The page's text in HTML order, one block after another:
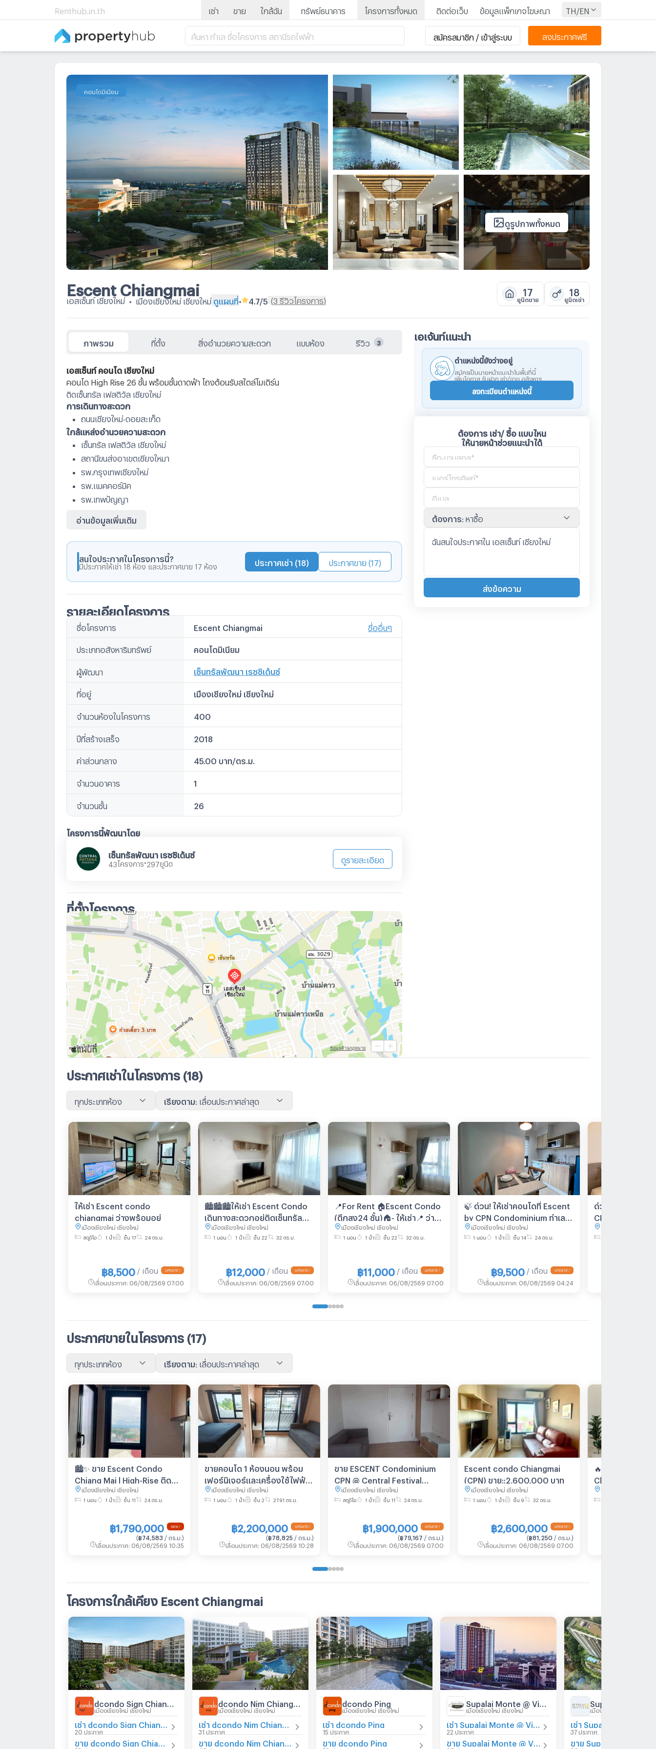
Renthub.in.th เช่า ขาย ใกล้ฉัน ทรัพย์ธนาคาร โครงการทั้งหมด ติดต่อเว็บ ข้อมูลแพ็กเกจโฆษณา TH/EN
ค้นหา ทำเล ชื่อโครงการ สถานีรถไฟฟ้า สมัครสมาชิก / เข้าสู่ระบบ ลงประกาศฟรี
ดูรูปภาพทั้งหมด
คอนโดมิเนียม
Escent Chiangmai
เอสเซ็นท์ เชียงใหม่ • เมืองเชียงใหม่ เชียงใหม่ ดูแผนที่• 4.7/5 (3 รีวิวโครงการ)
17
ยูนิตขาย
18
ยูนิตเช่า
ภาพรวม ที่ตั้ง สิ่งอำนวยความสะดวก แบบห้อง รีวิว 3
เอสเซ็นท์ คอนโด เชียงใหม่
คอนโด High Rise 26 ชั้น พร้อมชั้นดาดฟ้า โถงต้อนรับสไตล์โมเดิร์น
ติดเซ็นทรัล เฟสติวัล เชียงใหม่
การเดินทางสะดวก
ถนนเชียงใหม่-ดอยสะเก็ด
ใกล้แหล่งอำนวยความสะดวก
เซ็นทรัล เฟสติวัล เชียงใหม่
สถานีขนส่งอาเขตเชียงใหมา
รพ.กรุงเทพเชียงใหม่
รพ.แมคคอร์มิค
รพ.เทพปัญญา
อ่านข้อมูลเพิ่มเติม
สนใจประกาศในโครงการนี้?
มีประกาศให้เช่า 18 ห้อง และประกาศขาย 17 ห้อง
ประกาศเช่า (18) ประกาศขาย (17)
รายละเอียดโครงการ
ชื่อโครงการ Escent Chiangmai
ชื่ออื่นๆ
เอสเซ็นท์ คอนโด เชียงใหม่
ชื่ออื่นๆ
ประเภทอสังหาริมทรัพย์ คอนโดมิเนียม
ผู้พัฒนา เซ็นทรัลพัฒนา เรซซิเด้นซ์
ที่อยู่ เมืองเชียงใหม่ เชียงใหม่
จำนวนห้องในโครงการ 400
ปีที่สร้างเสร็จ 2018
ค่าส่วนกลาง 45.00 บาท/ตร.ม.
จำนวนอาคาร 1
จำนวนชั้น 26
โครงการนี้พัฒนาโดย
เซ็นทรัลพัฒนา เรซซิเด้นซ์
43โครงการ 297ยูนิต
ดูรายละเอียด
ที่ตั้งโครงการ
เอเจ้นท์แนะนำ
ตำแหน่งนี้ยังว่างอยู่
สมัครเป็นนายหน้าแนะนำในพื้นที่นี้
เพิ่มโอกาส รับฝาก เช่า/ขาย อสังหาฯ
ลงทะเบียนตำแหน่งนี้
ต้องการ เช่า/ ซื้อ แบบไหน
ให้นายหน้าช่วยแนะนำได้
ต้องการ: หาซื้อ
ส่งข้อความ
ประกาศเช่าในโครงการ (18)
ทุกประเภทห้อง เรียงตาม: เลื่อนประกาศล่าสุด
ให้เช่า Escent condo
chiangmai ว่างพร้อมอยู่
เมืองเชียงใหม่ เชียงใหม่
สตูดิโอ 1 น้ำ ชั้น 17 24 ตร.ม.
฿8,500 / เดือน
เลื่อนประกาศ : 06/08/2569 07:00
🏙🏙🏙ให้เช่า Escent Condo
เดินทางสะดวกอยู่ติดเซ็นทรัล
เฟส ชั้นสูง วิวสวย
เมืองเชียงใหม่ เชียงใหม่
1 นอน 1 น้ำ ชั้น 22 32 ตร.ม.
฿12,000 / เดือน
เลื่อนประกาศ : 06/08/2569 07:00
📍For Rent 🏠Escent Condo
(ตึกสูง24 ชั้น)🏠- ให้เช่า📍 ว่าง
พร้อมเข้าอยู่ ❌❌11,000
บาท❌❌
เมืองเชียงใหม่ เชียงใหม่
1 นอน 1 น้ำ ชั้น 22 32 ตร.ม.
฿11,000 / เดือน
เลื่อนประกาศ : 06/08/2569 07:00
🍃 ด่วน! ให้เช่าคอนโดที่ Escent
by CPN Condominium ทำเลดี
มาก เดินทางสะดวก ใกล้
Central Festival และอื่นๆอีก
เมืองเชียงใหม่ เชียงใหม่
1 นอน 1 น้ำ ชั้น 14 24 ตร.ม.
฿9,500 / เดือน
เลื่อนประกาศ : 06/08/2569 04:24
ด่วน! ให้เช่าคอนโ
CPN
เดินทางสะดวก ใ
Festival และอื่นๆ
ประกาศขายในโครงการ (17)
ทุกประเภทห้อง เรียงตาม: เลื่อนประกาศล่าสุด
🏙️✨ ขาย Escent Condo
Chiang Mai | High-Rise ติด
Central Festival | ราคาพิเศษ
พร้อมเข้าอยู่
เมืองเชียงใหม่ เชียงใหม่
1 นอน 1 น้ำ ชั้น 11 24 ตร.ม.
฿1,790,000
(฿74,583 / ตร.ม. )
เลื่อนประกาศ : 06/08/2569 10:35
ขายคอนโด 1 ห้องนอน พร้อม
เฟอร์นิเจอร์และเครื่องใช้ไฟฟ้า
ครบ พร้อมเข้าอยู่
#C4MG100539
เมืองเชียงใหม่ เชียงใหม่
1 นอน 1 น้ำ ชั้น 2 27.91 ตร.ม.
฿2,200,000
(฿78,825 / ตร.ม. )
เลื่อนประกาศ : 06/08/2569 10:28
ขาย ESCENT Condominium
CPN @ Central Festival
Chiang Mai
เมืองเชียงใหม่ เชียงใหม่
สตูดิโอ 1 น้ำ ชั้น 11 24 ตร.ม.
฿1,900,000
(฿79,167 / ตร.ม. )
เลื่อนประกาศ : 06/08/2569 07:00
Escent condo Chiangmai
(CPN) ขาย::2,600,000 บาท
เมืองเชียงใหม่ เชียงใหม่
1 นอน 1 น้ำ ชั้น 9 32 ตร.ม.
฿2,600,000
(฿81,250 / ตร.ม. )
เลื่อนประกาศ : 06/08/2569 07:00
🔥ขายด่วน !! คอ
Chiangmai ทำเล
สะดวก ติดห้างเซ็
ตลาด โรงพยาบา
โครงการใกล้เคียง Escent Chiangmai
เมืองเชียงใหม่ เชียงใหม่
20 ประกาศ
เมืองเชียงใหม่ เชียงใหม่
31 ประกาศ
dcondo Ping
เมืองเชียงใหม่ เชียงใหม่
เช่า dcondo Ping
15 ประกาศ
ขาย dcondo Ping
เมืองเชียงใหม่ เชียงใหม่
22 ประกาศ
เมืองเชียงใหม่ เชียงใหม่
37 ประกาศ